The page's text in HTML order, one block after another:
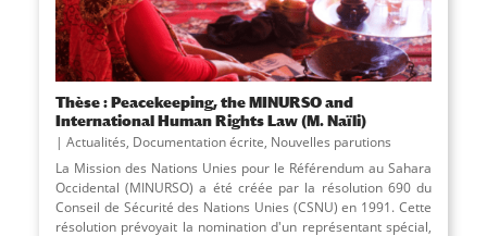
Thèse : Peacekeeping, the MINURSO and
International Human Rights Law (M. Naïli)
Actualités, Documentation écrite, Nouvelles parutions
La Mission des Nations Unies pour le Référendum au Sahara
Occidental (MINURSO) a été créée par la résolution 690 du
Conseil de Sécurité des Nations Unies (CSNU) en 1991. Cette
résolution prévoyait la nomination d'un représentant spécial,